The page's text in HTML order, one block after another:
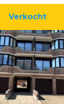
Verkocht